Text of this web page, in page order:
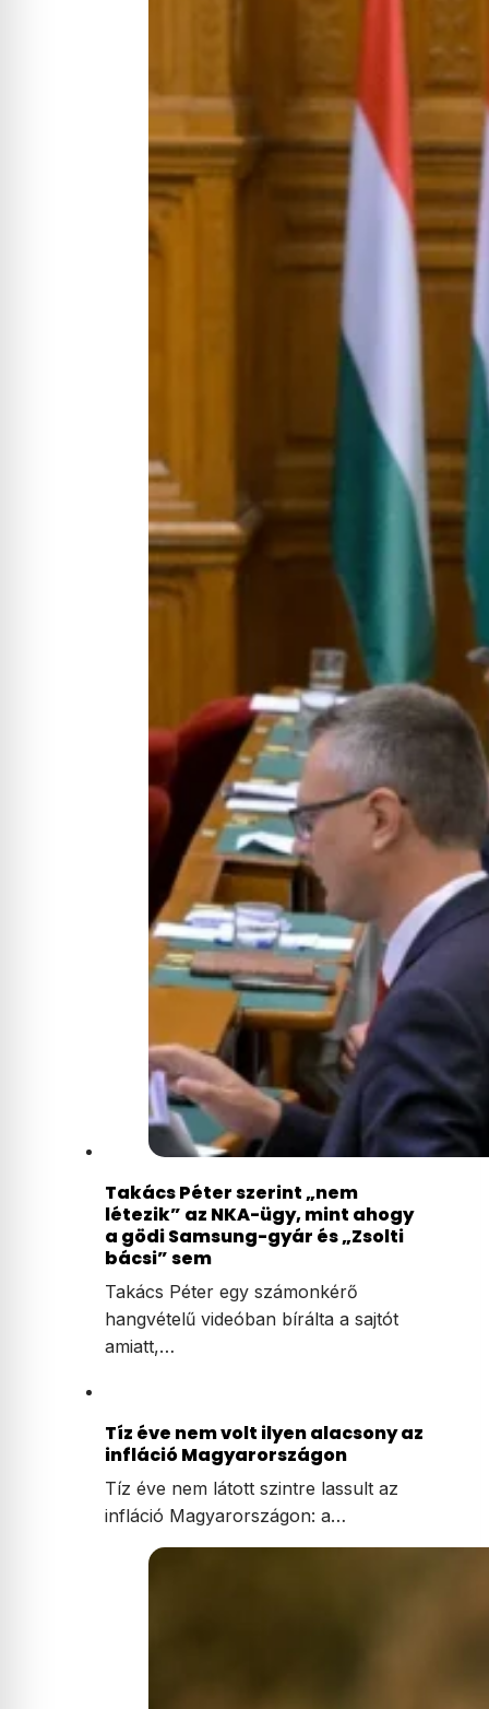
Takács Péter szerint „nem
létezik” az NKA-ügy, mint ahogy
a gödi Samsung-gyár és „Zsolti
bácsi” sem
Takács Péter egy számonkérő
hangvételű videóban bírálta a sajtót
amiatt,…
Tíz éve nem volt ilyen alacsony az
infláció Magyarországon
Tíz éve nem látott szintre lassult az
infláció Magyarországon: a…